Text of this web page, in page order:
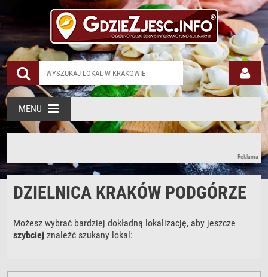
Restauracje Kraków Podgórze
MENU
Reklama
DZIELNICA KRAKÓW PODGÓRZE
Możesz wybrać bardziej dokładną lokalizację, aby jeszcze
szybciej znaleźć szukany lokal: